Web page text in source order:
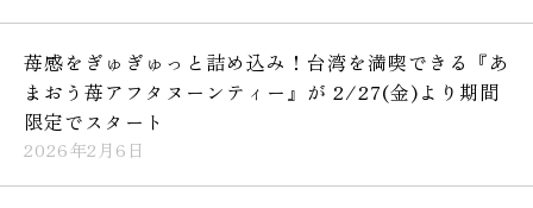
苺感をぎゅぎゅっと詰め込み！台湾を満喫できる『あ
まおう苺アフタヌーンティー』が 2/27(金)より期間
限定でスタート
2026年2月6日